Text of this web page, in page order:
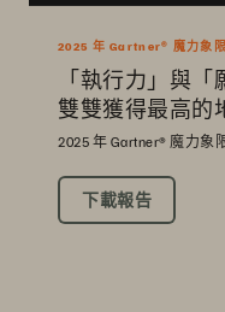
2025 年 Gartner® 魔力象
「執行力」與
雙雙獲得最高的
2025 年 Gartner® 魔力象
下載報告